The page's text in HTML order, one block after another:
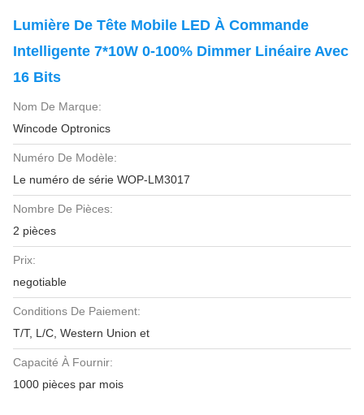
Lumière De Tête Mobile LED À Commande
Intelligente 7*10W 0-100% Dimmer Linéaire Avec
16 Bits
Nom De Marque:
Wincode Optronics
Numéro De Modèle:
Le numéro de série WOP-LM3017
Nombre De Pièces:
2 pièces
Prix:
negotiable
Conditions De Paiement:
T/T, L/C, Western Union et
Capacité À Fournir:
1000 pièces par mois